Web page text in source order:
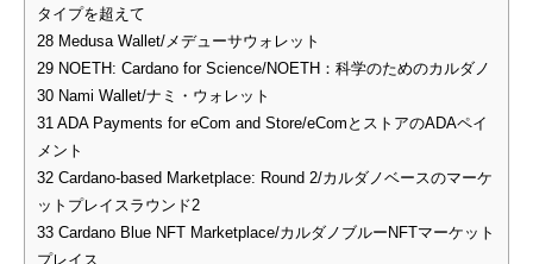
タイプを超えて
28 Medusa Wallet/メデューサウォレット
29 NOETH: Cardano for Science/NOETH：科学のためのカルダノ
30 Nami Wallet/ナミ・ウォレット
31 ADA Payments for eCom and Store/eComとストアのADAペイ
メント
32 Cardano-based Marketplace: Round 2/カルダノベースのマーケ
ットプレイスラウンド2
33 Cardano Blue NFT Marketplace/カルダノブルーNFTマーケット
プレイス